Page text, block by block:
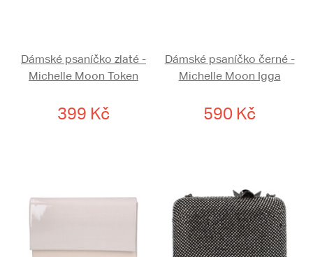
Dámské psaníčko zlaté -
Michelle Moon Token
399 Kč
Dámské psaníčko černé -
Michelle Moon Igga
590 Kč